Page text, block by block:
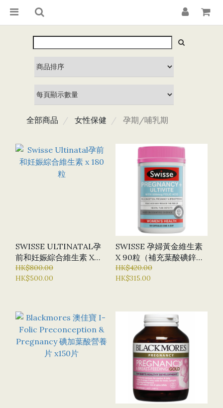
全部商品 女性保健 孕期/哺乳期
SWISSE ULTINATAL孕
前和妊娠綜合維生素 X
180粒
HK$800.00
HK$500.00
SWISSE 孕婦黃金維生素
X 90粒（補充葉酸碘鋅天
然維生素E和D）
HK$420.00
HK$315.00